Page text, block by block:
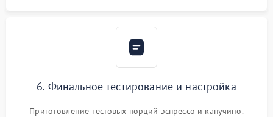
6. Финальное тестирование и настройка
Приготовление тестовых порций эспрессо и капучино.